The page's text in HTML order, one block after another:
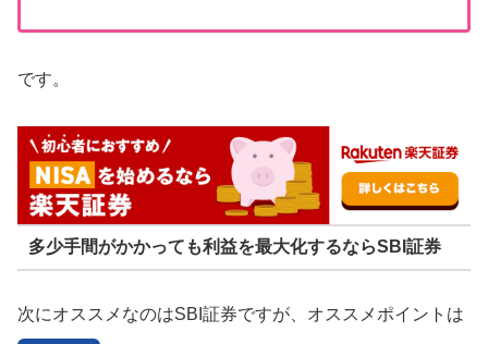
です。
多少手間がかかっても利益を最大化するならSBI証券
次にオススメなのはSBI証券ですが、オススメポイントは